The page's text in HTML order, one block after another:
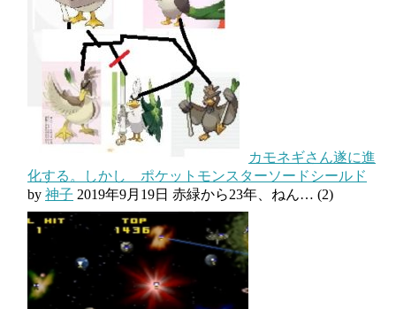
カモネギさん遂に進
化する。しかし ポケットモンスターソードシールド
by 神子 2019年9月19日 赤緑から23年、ねん… (2)